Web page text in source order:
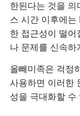
한된다는 것을 의
스 시간 이후에는
한 접근성이 떨어
나 문제를 신속
올빼미족은 걱정
사용하면 이러한
성을 극대화할 수